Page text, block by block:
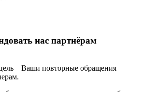
нас партнёрам
– Ваши повторные обращения